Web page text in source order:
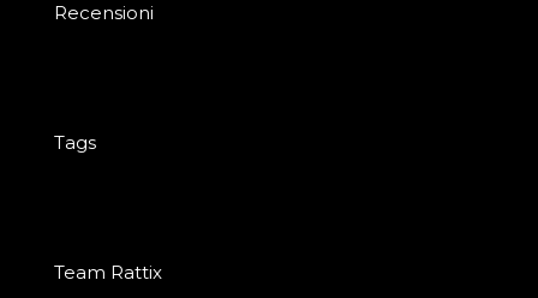
Recensioni
Tags
Team Rattix